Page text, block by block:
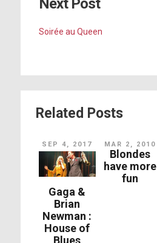
Next Post
Soirée au Queen
Related Posts
SEP 4, 2017
Gaga &
Brian
Newman :
House of
Blues
MAR 2, 2010
Blondes
have more
fun